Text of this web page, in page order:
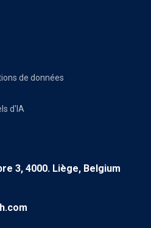
de données
d'IA
3, 4000. Liège, Belgium